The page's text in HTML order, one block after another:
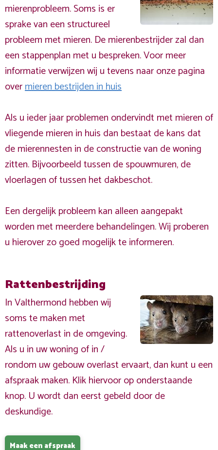
mierenprobleem. Soms is er
sprake van een structureel
probleem met mieren. De mierenbestrijder zal dan
een stappenplan met u bespreken. Voor meer
informatie verwijzen wij u tevens naar onze pagina
overmieren bestrijden in huis
Als u ieder jaar problemen ondervindt met mieren of
vliegende mieren in huis dan bestaat de kans dat
de mierennesten in de constructie van de woning
zitten. Bijvoorbeeld tussen de spouwmuren, de
vloerlagen of tussen het dakbeschot.
Een dergelijk probleem kan alleen aangepakt
worden met meerdere behandelingen. Wij proberen
u hierover zo goed mogelijk te informeren.
Rattenbestrijding
In Valthermond hebben wij
soms te maken met
rattenoverlast in de omgeving.
Als u in uw woning of in /
rondom uw gebouw overlast ervaart, dan kunt u een
afspraak maken. Klik hiervoor op onderstaande
knop. U wordt dan eerst gebeld door de
deskundige.
Maak een afspraak